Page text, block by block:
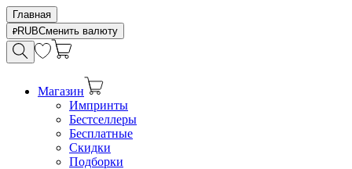
Главная
RUBСменить валюту
Магазин
Импринты
Бестселлеры
Бесплатные
Скидки
Подборки